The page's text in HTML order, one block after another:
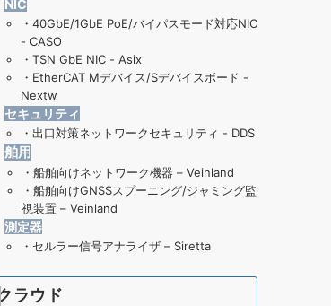
NIC
・ 40GbE/1GbE PoE/バイパスモード対応NIC
- CASO
・ TSN GbE NIC - Asix
・ EtherCAT Mデバイス/Sデバイスボード -
Nextw
セキュリティ
・ 出口対策ネットワークセキュリティ - DDS
舶用
・ 船舶向けネットワーク機器 – Veinland
・ 船舶向けGNSSスプーニング/ジャミング監
視装置 – Veinland
測定器
・ セルラー信号アナライザ – Siretta
クラウド